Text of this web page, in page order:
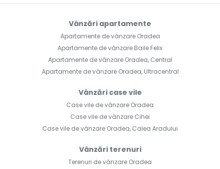
Vânzări apartamente
Apartamente de vânzare Oradea
Apartamente de vânzare Baile Felix
Apartamente de vânzare Oradea, Central
Apartamente de vânzare Oradea, Ultracentral
Vânzări case vile
Case vile de vânzare Oradea
Case vile de vânzare Cihei
Case vile de vânzare Oradea, Calea Aradului
Vânzări terenuri
Terenuri de vânzare Oradea